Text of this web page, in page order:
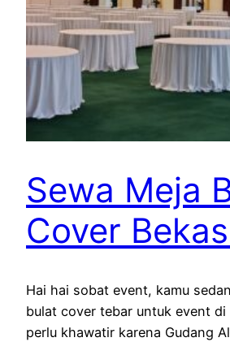
Sewa Meja
Cover
Hai hai sobat event, kamu
bulat cover tebar untuk event di
perlu khawatir karena Gudang